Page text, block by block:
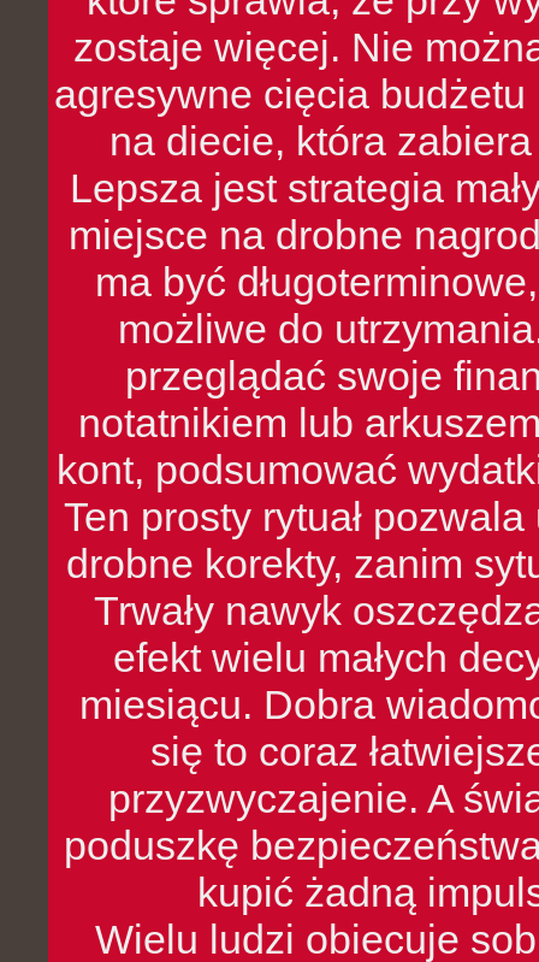
zostaje więcej. Nie
agresywne cięcia
na diecie, która
Lepsza jest strategia
miejsce na drobne
ma być
możliwe do
przeglądać swoje
notatnikiem lub
kont, podsumować
Ten prosty rytuał
drobne korekty, zanim
Trwały nawyk
efekt wielu małych
miesiącu. Dobra
się to coraz
przyzwyczajenie. A
poduszkę
kupić żadną
Wielu ludzi obiecuje